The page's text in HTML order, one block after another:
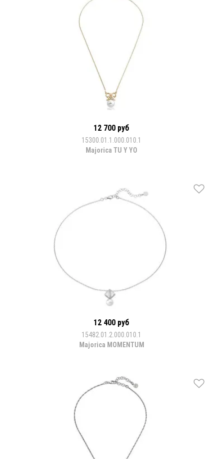
12 700 руб
15300.01.1.000.010.1
Majorica TU Y YO
12 400 руб
15482.01.2.000.010.1
Majorica MOMENTUM